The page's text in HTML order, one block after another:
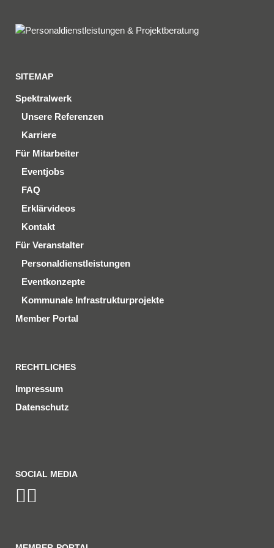
SITEMAP
Spektralwerk
Unsere Referenzen
Karriere
Für Mitarbeiter
Eventjobs
FAQ
Erklärvideos
Kontakt
Für Veranstalter
Personaldienstleistungen
Eventkonzepte
Kommunale Infrastrukturprojekte
Member Portal
RECHTLICHES
Impressum
Datenschutz
SOCIAL MEDIA